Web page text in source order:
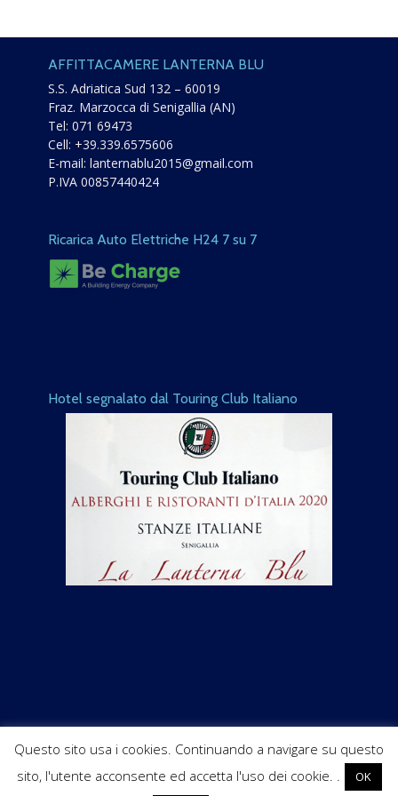
AFFITTACAMERE LANTERNA BLU
S.S. Adriatica Sud 132 – 60019
Fraz. Marzocca di Senigallia (AN)
Tel: 071 69473
Cell: +39.339.6575606
E-mail: lanternablu2015@gmail.com
P.IVA 00857440424
Ricarica Auto Elettriche H24 7 su 7
Hotel segnalato dal Touring Club Italiano
Questo sito usa i cookies. Continuando a navigare su questo
sito, l'utente acconsente ed accetta l'uso dei cookie. .
OK